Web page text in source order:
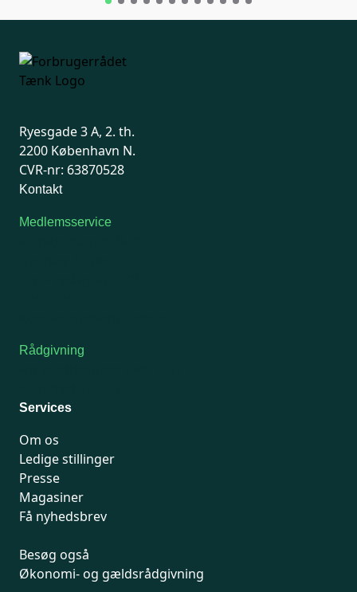
Ryesgade 3 A, 2. th.
2200 København N.
CVR-nr: 63870528
Kontakt
Medlemsservice
Rådgivning
Services
Om os
Ledige stillinger
Presse
Magasiner
Få nyhedsbrev
Besøg også
Økonomi- og gældsrådgivning